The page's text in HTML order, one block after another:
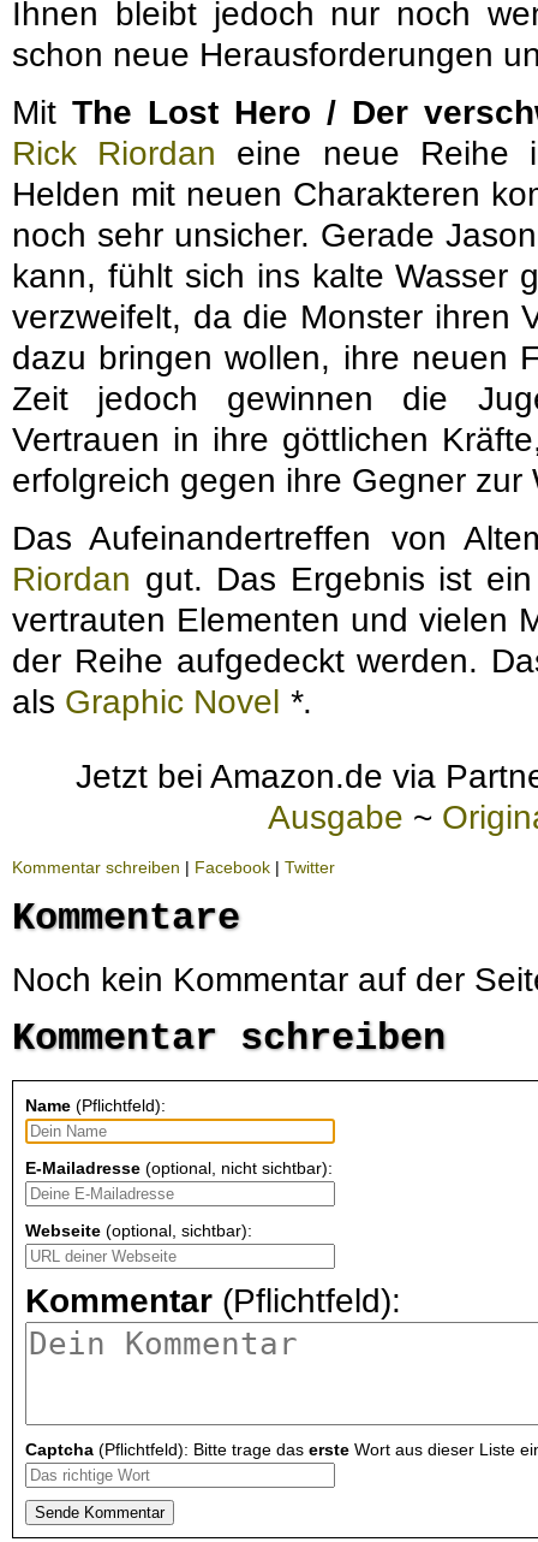
Ihnen bleibt jedoch nur noch
schon neue Herausforderungen
Mit The Lost Hero / Der
Rick Riordan eine neue Reihe
Helden mit neuen Charakteren
noch sehr unsicher. Gerade
kann, fühlt sich ins kalte Wasser
verzweifelt, da die Monster ihren
dazu bringen wollen, ihre neuen
Zeit jedoch gewinnen die
Vertrauen in ihre göttlichen
erfolgreich gegen ihre Gegner zur
Das Aufeinandertreffen von
Riordan gut. Das Ergebnis ist
vertrauten Elementen und vielen
der Reihe aufgedeckt werden.
als Graphic Novel *.
Jetzt bei Amazon.de via
Ausgabe ~
Kommentar schreiben | Facebook | Twitter
Kommentare
Noch kein Kommentar auf der
Kommentar schreiben
Name (Pflichtfeld):
E-Mailadresse (optional, nicht sichtbar):
Webseite (optional, sichtbar):
Kommentar (Pflichtfeld):
Captcha (Pflichtfeld): Bitte trage das erste Wort aus dieser Liste